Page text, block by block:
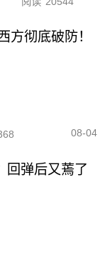
方彻底破防！
08-04
回弹后又蔫了